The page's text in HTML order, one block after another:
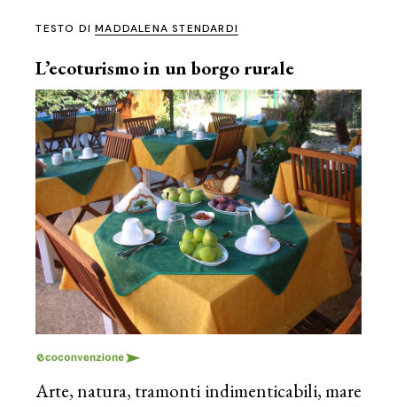
TESTO DIMADDALENA STENDARDI
L’ecoturismo in un borgo rurale
Arte, natura, tramonti indimenticabili, mare